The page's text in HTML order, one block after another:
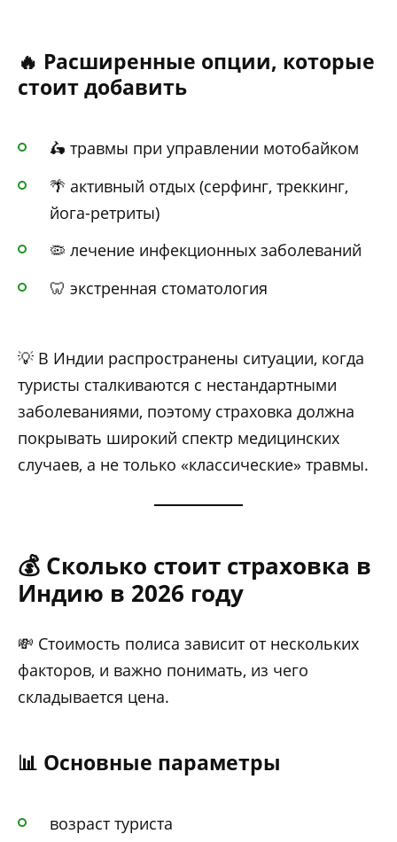
🔥 Расширенные опции, которые
стоит добавить
🛵 травмы при управлении мотобайком
🌴 активный отдых (серфинг, треккинг,
йога-ретриты)
🦠 лечение инфекционных заболеваний
🦷 экстренная стоматология
💡 В Индии распространены ситуации, когда
туристы сталкиваются с нестандартными
заболеваниями, поэтому страховка должна
покрывать широкий спектр медицинских
случаев, а не только «классические» травмы.
💰 Сколько стоит страховка в
Индию в 2026 году
💸 Стоимость полиса зависит от нескольких
факторов, и важно понимать, из чего
складывается цена.
📊 Основные параметры
возраст туриста